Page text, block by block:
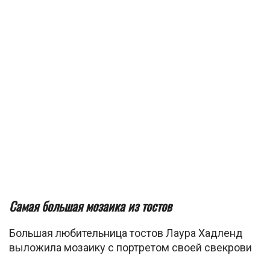
Самая большая мозаика из тостов
Большая любительница тостов Лаура Хадленд
выложила мозаику с портретом своей свекрови